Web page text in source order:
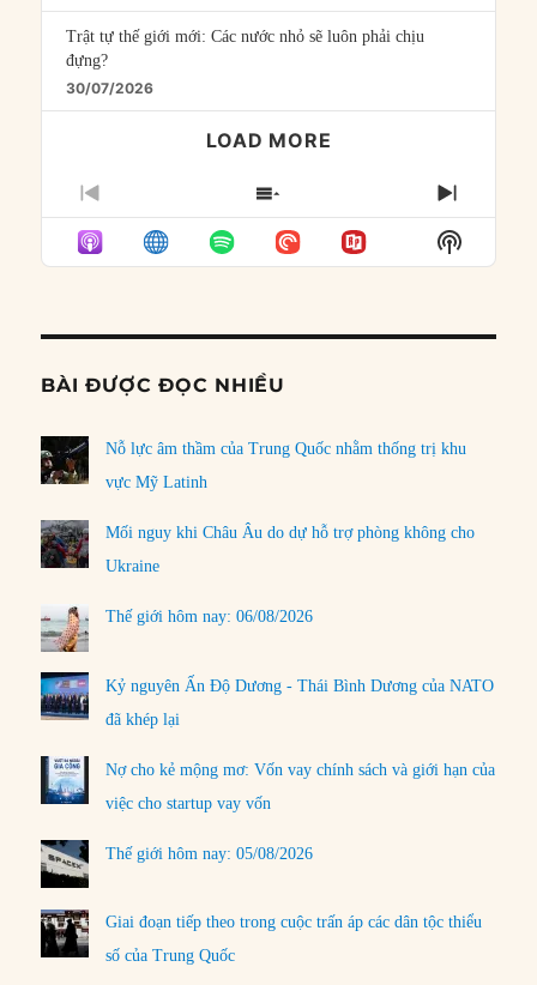
Trật tự thế giới mới: Các nước nhỏ sẽ luôn phải chịu
đựng?
30/07/2026
LOAD MORE
PREVIOUS
EPISODE
SHOW
EPISODES
LIST
NEXT
Show
Podcast
BÀI ĐƯỢC ĐỌC NHIỀU
Nỗ lực âm thầm của Trung Quốc nhằm thống trị khu
vực Mỹ Latinh
Mối nguy khi Châu Âu do dự hỗ trợ phòng không cho
Ukraine
Thế giới hôm nay: 06/08/2026
Kỷ nguyên Ấn Độ Dương - Thái Bình Dương của NATO
đã khép lại
Nợ cho kẻ mộng mơ: Vốn vay chính sách và giới hạn của
việc cho startup vay vốn
Thế giới hôm nay: 05/08/2026
Giai đoạn tiếp theo trong cuộc trấn áp các dân tộc thiểu
số của Trung Quốc